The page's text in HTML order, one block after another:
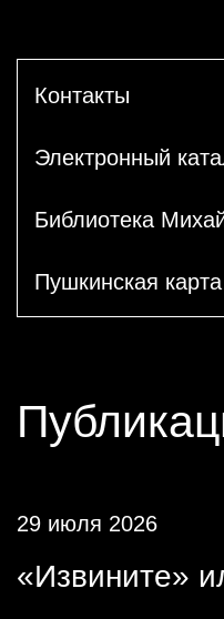
Контакты
Электронный
Библиотека
Пушкинская карта
29 июля 2026
«Извините»